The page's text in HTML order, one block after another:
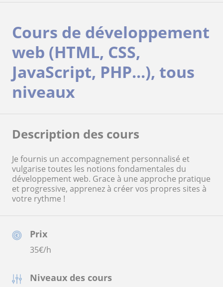
Prix
35€/h
Niveaux des cours
Cours de développement
web (HTML, CSS,
JavaScript, PHP...), tous
niveaux
Description des cours
Je fournis un accompagnement personnalisé et
vulgarise toutes les notions fondamentales du
développement web. Grace à une approche pratique
et progressive, apprenez à créer vos propres sites à
votre rythme !